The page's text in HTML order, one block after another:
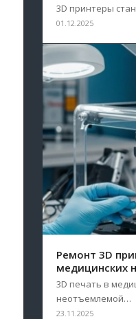
3D принтеры
01.12.2025
Ремонт 3D
медицинских
3D печать в
неотъемлемой…
23.11.2025